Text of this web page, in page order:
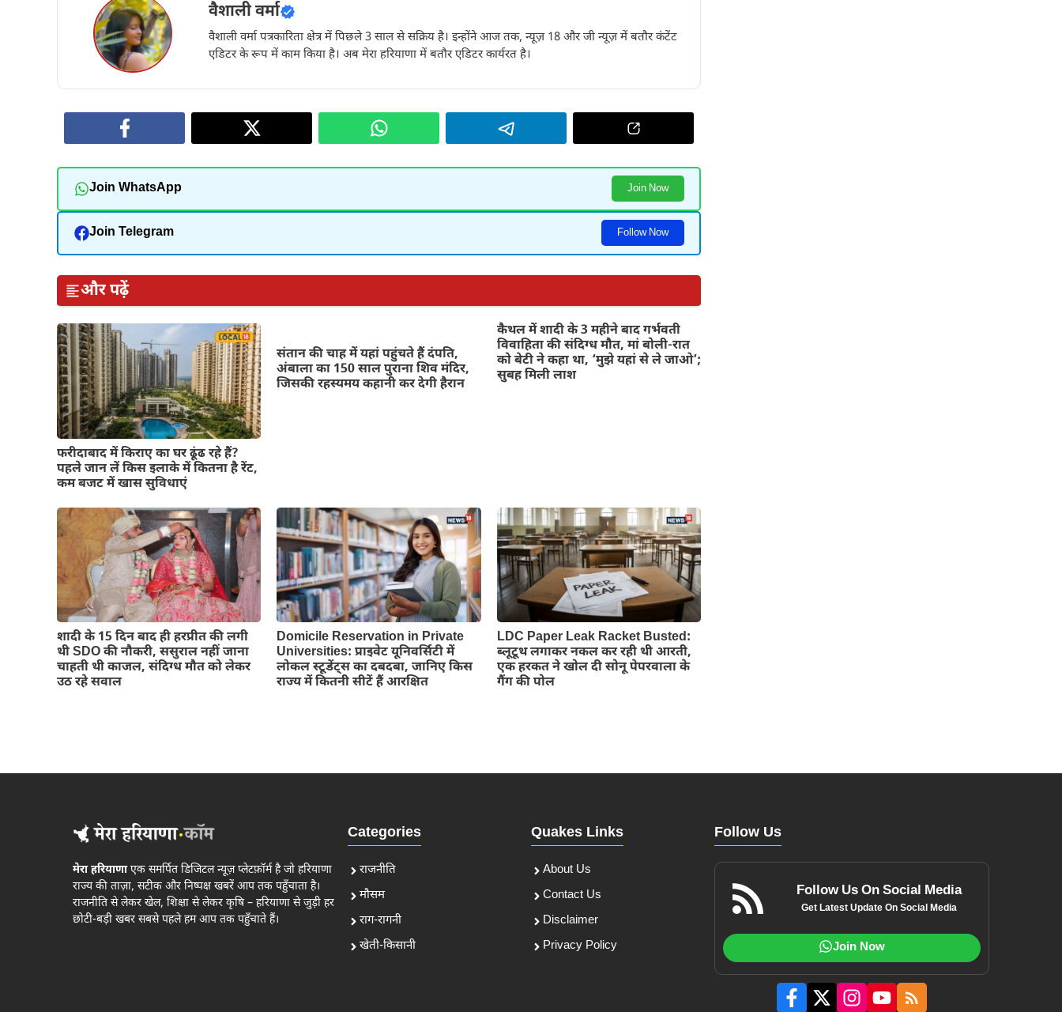
वैशाली वर्मा
वैशाली वर्मा पत्रकारिता क्षेत्र में पिछले 3 साल से सक्रिय है। इन्होंने आज तक, न्यूज़ 18 और जी न्यूज़ में बतौर कंटेंट
एडिटर के रूप में काम किया है। अब मेरा हरियाणा में बतौर एडिटर कार्यरत है।
Join WhatsApp Join Now
Join Telegram Follow Now
और पढ़ें
फरीदाबाद में किराए का घर ढूंढ रहे हैं?
पहले जान लें किस इलाके में कितना है रेंट,
कम बजट में खास सुविधाएं
संतान की चाह में यहां पहुंचते हैं दंपति,
अंबाला का 150 साल पुराना शिव मंदिर,
जिसकी रहस्यमय कहानी कर देगी हैरान
कैथल में शादी के 3 महीने बाद गर्भवती
विवाहिता की संदिग्ध मौत, मां बोली-रात
को बेटी ने कहा था, ‘मुझे यहां से ले जाओ’;
सुबह मिली लाश
शादी के 15 दिन बाद ही हरप्रीत की लगी
थी SDO की नौकरी, ससुराल नहीं जाना
चाहती थी काजल, संदिग्ध मौत को लेकर
उठ रहे सवाल
Domicile Reservation in Private
Universities: प्राइवेट यूनिवर्सिटी में
लोकल स्टूडेंट्स का दबदबा, जानिए किस
राज्य में कितनी सीटें हैं आरक्षित
LDC Paper Leak Racket Busted:
ब्लूटूथ लगाकर नकल कर रही थी आरती,
एक हरकत ने खोल दी सोनू पेपरवाला के
गैंग की पोल
मेरा हरियाणाएक समर्पित डिजिटल न्यूज़ प्लेटफ़ॉर्म है जो हरियाणा
राज्य की ताज़ा, सटीक और निष्पक्ष खबरें आप तक पहुँचाता है।
राजनीति से लेकर खेल, शिक्षा से लेकर कृषि – हरियाणा से जुड़ी हर
छोटी-बड़ी खबर सबसे पहले हम आप तक पहुँचाते हैं।
Categories
राजनीति
मौसम
राग-रागनी
खेती-किसानी
Quakes Links
About Us
Contact Us
Disclaimer
Privacy Policy
Follow Us
Follow Us On Social Media
Get Latest Update On Social Media
Join Now